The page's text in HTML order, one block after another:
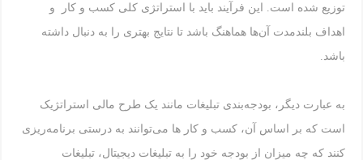
توزیع شده است. این فرآیند باید با استراتژی کلی کسب و کار و
اهداف بلندمدت آن‌ها هماهنگ باشد تا نتایج بهتری را به دنبال داشته
باشد.
به عبارت دیگر، بودجه‌بندی تبلیغات مانند یک طرح مالی استراتژیک
است که بر اساس آن، کسب و کار ها می‌توانند به درستی برنامه‌ریزی
کنند که چه میزان از بودجه خود را به تبلیغات دیجیتال، تبلیغات